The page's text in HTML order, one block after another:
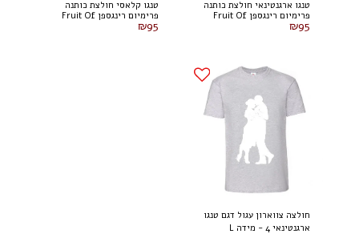
טנגו ארגנטינאי חולצת כותנה
פרימיום רינגספן Fruit Of
The Loom
₪95
טנגו קלאסי חולצת כותנה
פרימיום רינגספן Fruit Of
The Loom
₪95
חולצה צווארון עגול דגם טנגו
ארגנטינאי 4 - מידה L